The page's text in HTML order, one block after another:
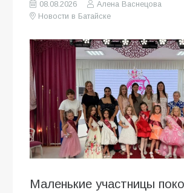
08.08.2026
Алена Васнецова
Новости в Батайске
Маленькие участницы